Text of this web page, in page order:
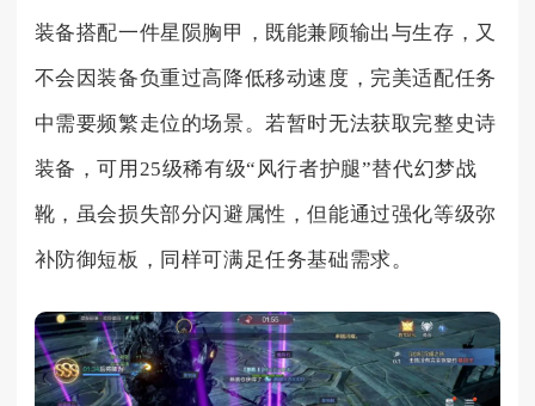
装备搭配一件星陨胸甲，既能兼顾输出与生存，又
不会因装备负重过高降低移动速度，完美适配任务
中需要频繁走位的场景。若暂时无法获取完整史诗
装备，可用25级稀有级“风行者护腿”替代幻梦战
靴，虽会损失部分闪避属性，但能通过强化等级弥
补防御短板，同样可满足任务基础需求。